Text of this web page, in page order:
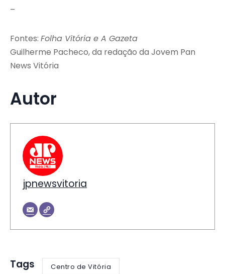
–
Fontes: Folha Vitória e A Gazeta
Guilherme Pacheco, da redação da Jovem Pan
News Vitória
Autor
jpnewsvitoria
Tags Centro de Vitória